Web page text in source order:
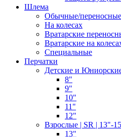
Шлема
Обычные/переносные
На колесах
Вратарские
Вратарские на
Специальные
Перчатки
Детские и
8"
9"
10"
11"
12"
Взрослые | SR | 13"-
13"